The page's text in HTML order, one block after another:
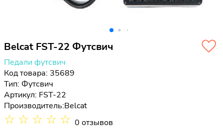
Belcat FST-22 Футсвич
Педали футсвич
Код товара: 35689
Тип: Футсвич
Артикул: FST-22
Производитель:Belcat
☆ ☆ ☆ ☆ ☆ 0 отзывов